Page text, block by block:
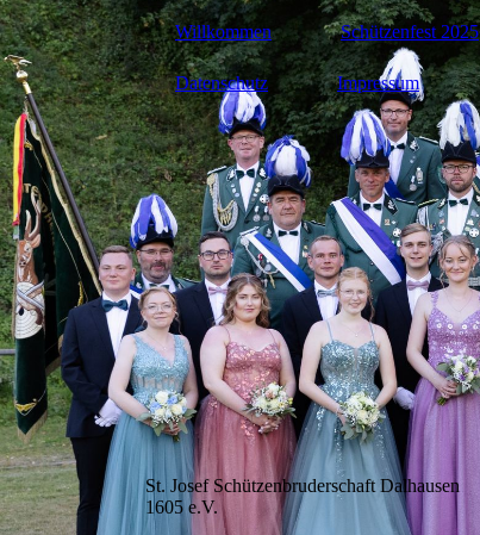
Willkommen Schützenfest 2025
Datenschutz Impressum
St. Josef Schützenbruderschaft Dalhausen
1605 e.V.